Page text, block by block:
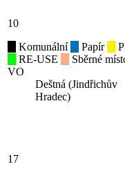
10
Komunální
Papír
RE-USE
Sběrné
VO
Deštná (Jindřichův
Hradec)
17